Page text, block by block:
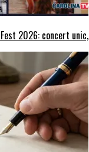
Fest 2026: concert